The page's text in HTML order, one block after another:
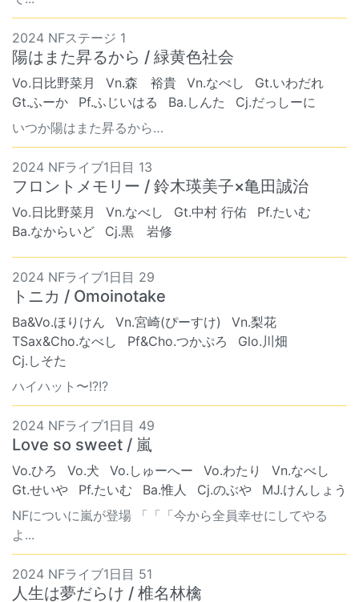
2024 NFステージ 1
陽はまた昇るから / 緑黄色社会
Vo.日比野菜月 Vn.森 裕貴 Vn.なべし
Gt.いわだれ
Gt.ふーか
Pf.ふじいはる Ba.しんた
Cj.だっしーに
いつか陽はまた昇るから…
2024 NFライブ1日目 13
フロントメモリー / 鈴木瑛美子×亀田誠治
Vo.日比野菜月 Vn.なべし Gt.中村 行佑
Pf.たいむ
Ba.なからいど
Cj.黒 岩修
2024 NFライブ1日目 29
トニカ / Omoinotake
Ba&Vo.ほりけん Vn.宮崎(ぴーすけ)
Vn.梨花
TSax&Cho.なべし
Pf&Cho.つかぷろ
Glo.川畑
Cj.しそた
ハイハット〜!?!?
2024 NFライブ1日目 49
Love so sweet / 嵐
Vo.ひろ Vo.犬 Vo.しゅーへー Vo.わたり
Vn.なべし
Gt.せいや
Pf.たいむ Ba.惟人 Cj.のぶや
MJ.けんしょう
NFについに嵐が登場 「「「今から全員幸せにしてやる
よ...
2024 NFライブ1日目 51
人生は夢だらけ / 椎名林檎